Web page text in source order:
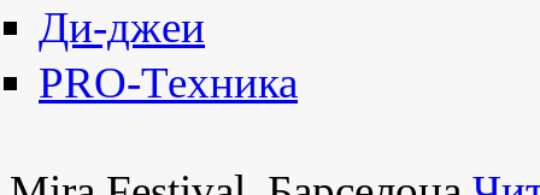
Ди-джеи
PRO-Техника